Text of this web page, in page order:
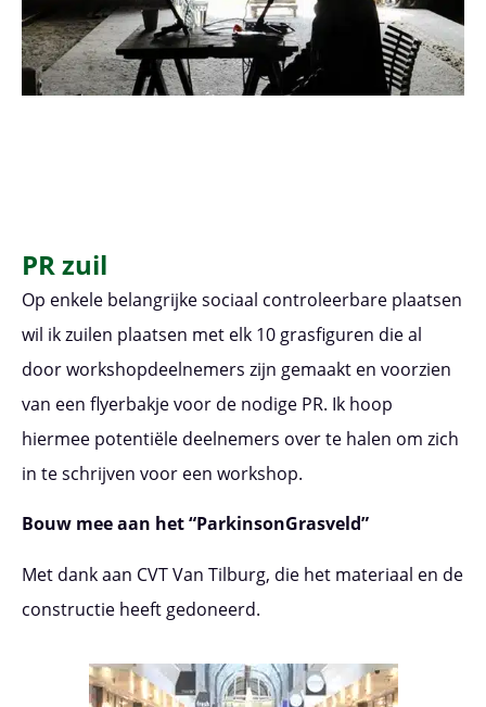
PR zuil
Op enkele belangrijke sociaal controleerbare plaatsen
wil ik zuilen plaatsen met elk 10 grasfiguren die al
door workshopdeelnemers zijn gemaakt en voorzien
van een flyerbakje voor de nodige PR. Ik hoop
hiermee potentiële deelnemers over te halen om zich
in te schrijven voor een workshop.
Bouw mee aan het“ParkinsonGrasveld”
Met dank aan CVT Van Tilburg, die het materiaal en de
constructie heeft gedoneerd.